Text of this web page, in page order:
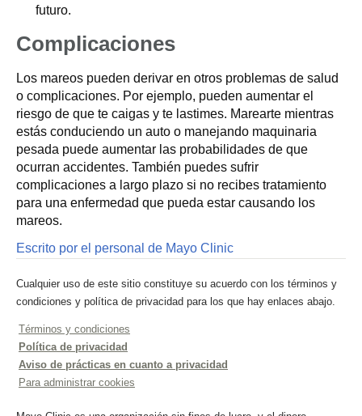
futuro.
Complicaciones
Los mareos pueden derivar en otros problemas de salud
o complicaciones. Por ejemplo, pueden aumentar el
riesgo de que te caigas y te lastimes. Marearte mientras
estás conduciendo un auto o manejando maquinaria
pesada puede aumentar las probabilidades de que
ocurran accidentes. También puedes sufrir
complicaciones a largo plazo si no recibes tratamiento
para una enfermedad que pueda estar causando los
mareos.
Escrito por el personal de Mayo Clinic
Cualquier uso de este sitio constituye su acuerdo con los términos y
condiciones y política de privacidad para los que hay enlaces abajo.
Términos y condiciones
Política de privacidad
Aviso de prácticas en cuanto a privacidad
Para administrar cookies